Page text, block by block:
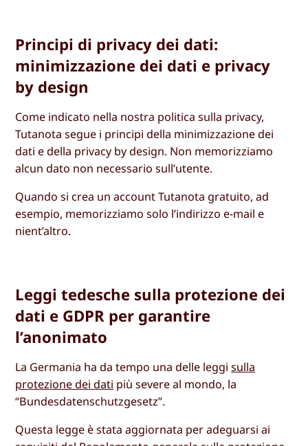
Principi di privacy dei dati:
minimizzazione dei dati e privacy
by design
Come indicato nella nostra politica sulla privacy,
Tutanota segue i principi della minimizzazione dei
dati e della privacy by design. Non memorizziamo
alcun dato non necessario sull’utente.
Quando si crea un account Tutanota gratuito, ad
esempio, memorizziamo solo l’indirizzo e-mail e
nient’altro.
Leggi tedesche sulla protezione dei
dati e GDPR per garantire
l’anonimato
La Germania ha da tempo una delle leggisulla
protezione dei dati più severe al mondo, la
“Bundesdatenschutzgesetz”.
Questa legge è stata aggiornata per adeguarsi ai